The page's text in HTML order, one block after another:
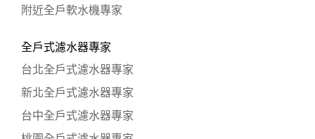
附近全戶軟水機專家
全戶式濾水器專家
台北全戶式濾水器專家
新北全戶式濾水器專家
台中全戶式濾水器專家